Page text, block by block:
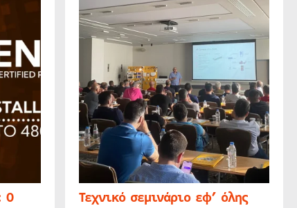
Ο Τεχνικό σεμινάριο εφ’ όλης